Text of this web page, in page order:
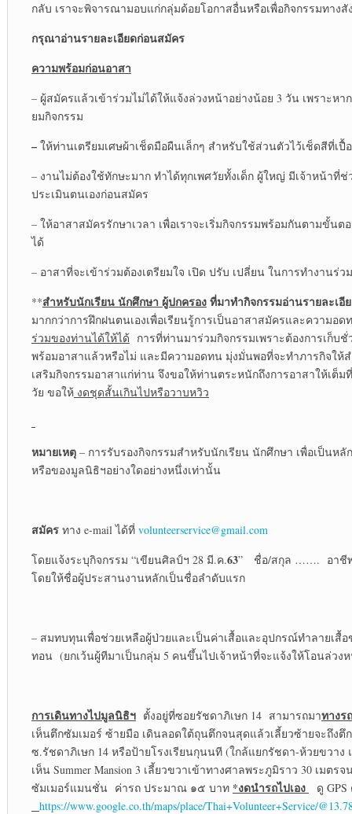
กลับ เราจะพิจารณามอบแก่กลุ่มด้อยโอกาสอื่นหรือเพื่อกิจกรรมทางสั
กรุณาอ่านรายละเอียดก่อนสมัคร
ความพร้อมก่อนอาสา
– ผู้สมัครแล้วเข้าร่วมไม่ได้ให้แจ้งล่วงหน้าอย่างน้อย 3 วัน เพราะห
ยมกิจกรรม
– ให้ท่านเตรียมเศษผ้าเช็ดมือผืนเล็กๆ สำหรับใช้ส่วนตัวไว้เช็ดสีที่เ
– งานไม่ต้องใช้ทักษะมาก ทำได้ทุกเพศวัยทั้งเด็ก ผู้ใหญ่ มีเจ้าหน้
ประเมินตนเองก่อนสมัคร
– ให้อาสาสมัครรักษาเวลา เพื่อเราจะเริ่มกิจกรรมพร้อมกันตามขั้น
ได้
– อาสาที่จะเข้าร่วมต้องเตรียมใจ เปิด ปรับ เปลี่ยน ในการทำงาน
**สำหรับนักเรียน นักศึกษา ผู้ปกครองที่มาทำกิจกรรมอ่านรายละเอี
มากกว่าการฝึกฝนตนเองเพื่อเรียนรู้การเป็นอาสาสมัครและความ
ร่วมของท่านได้ให้ได้การที่ท่านมาร่วมกิจกรรมเพราะต้องการเก็บ
พร้อมอาสาแล้วหรือไม่ และมีความอดทน มุ่งมั่นพอที่จะทำภารกิจให้
เสริมกิจกรรมอาสาแก่ท่าน จึงขอให้ท่านตระหนักถึงการอาสาให้เต็
วัย ขอให้งดชุดสั้นเกินไปหรือวาบหวิว
หมายเหตุ– การรับรองกิจกรรมสำหรับนักเรียน นักศึกษา เพื่อเป็น
หรือของมูลนิธิฯอย่างใดอย่างหนึ่งเท่านั้น
สมัคร ทาง e-mail ได้ที่ volunteerservice@gmail.com
โดยแจ้งระบุกิจกรรม “เขียนศิลป์ฯ 28 มี.ค.63” ชื่อ/สกุล ……. อาชีพ
โดยให้ชื่อผู้ประสานงานหลักเป็นชื่อลำดับแรก
– สมทบทุนเพื่อช่วยเหลือผู้ป่วยและเป็นค่าเสื้อและอุปกรณ์ทำลายเสื้
ทอน (ยกเว้นผู้ทีมาเป็นกลุ่ม 5 คนขึ้นไปเจ้าหน้าที่จะแจ้งให้โอนล่ว
การเดินทางไปมูลนิธิฯตั้งอยู่ที่ซอยรัชดาภิเษก 14 สามารถมาทางร
เห็นตึกซัมเมอร์ ซ้ายมือ เดินลอดใต้ถุนตึกจนสุดแล้วเลี้ยวซ้ายจะถึ
ซ.รัชดาภิเษก 14 หรือป้ายโรงเรียนกุนนที (ใกล้แยกรัชดา-ห้วยขวา
เห็น Summer Mansion 3 เลี้ยวขวาเข้าทางศาลพระภูมิราว 30 เ
ซัมเมอร์แมนชั่น ค่ารถ ประมาณ ๑๕ บาท *งดนำรถไปเอง
ดู
https://www.google.co.th/maps/place/Thai+Volunteer+Service/